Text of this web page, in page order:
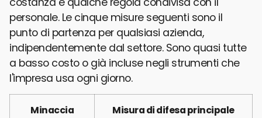
personale. Le cinque misure seguenti sono il
punto di partenza per qualsiasi azienda,
indipendentemente dal settore. Sono quasi tutte
a basso costo o già incluse negli strumenti che
l'impresa usa ogni giorno.
Minaccia Misura di difesa principale